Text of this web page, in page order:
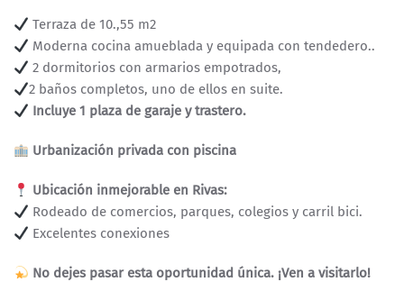
Terraza de 10.,55 m2
Moderna cocina amueblada y equipada con tendedero..
2 dormitorios con armarios empotrados,
2 baños completos, uno de ellos en suite.
Incluye 1 plaza de garaje y trastero.
Urbanización privada con piscina
Ubicación inmejorable en Rivas:
Rodeado de comercios, parques, colegios y carril bici.
Excelentes conexiones
No dejes pasar esta oportunidad única. ¡Ven a visitarlo!